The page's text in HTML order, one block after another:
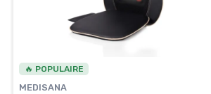
🔥 POPULAIRE
MEDISANA